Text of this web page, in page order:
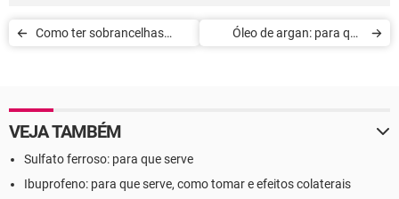
Como ter sobrancelhas
Óleo de argan: para que
VEJA TAMBÉM
Sulfato ferroso: para que serve
Ibuprofeno: para que serve, como tomar e efeitos colaterais